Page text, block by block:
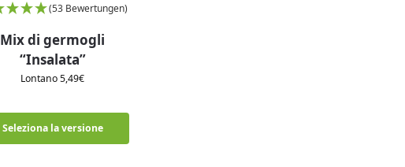
(53 Bewertungen)
Mix di germogli
“Insalata”
Lontano5,49€
Seleziona la versione